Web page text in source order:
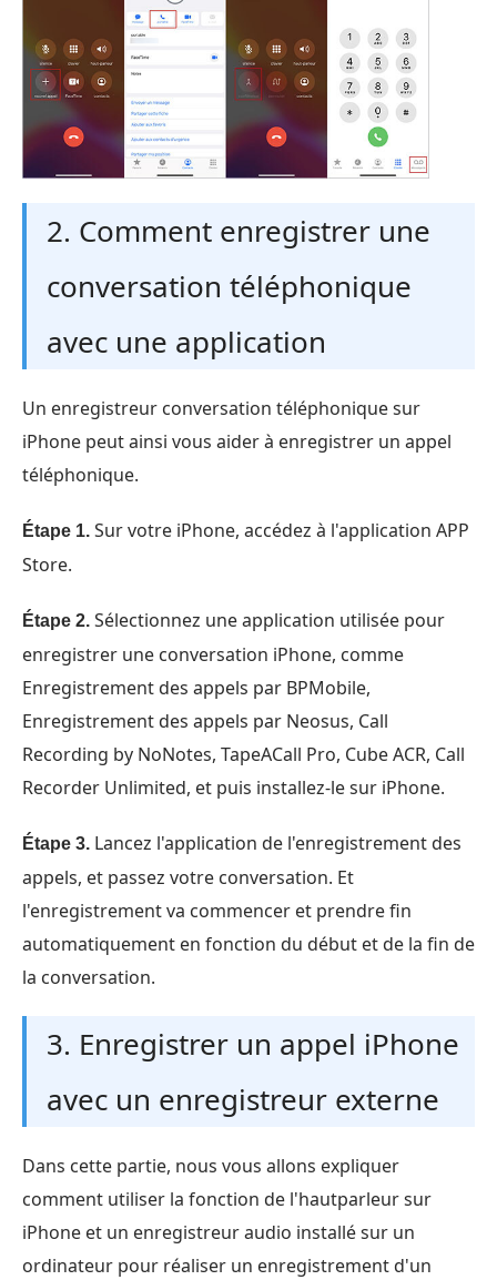
2. Comment enregistrer une
conversation téléphonique
avec une application
Un enregistreur conversation téléphonique sur
iPhone peut ainsi vous aider à enregistrer un appel
téléphonique.
Étape 1. Sur votre iPhone, accédez à l'application APP
Store.
Étape 2. Sélectionnez une application utilisée pour
enregistrer une conversation iPhone, comme
Enregistrement des appels par BPMobile,
Enregistrement des appels par Neosus, Call
Recording by NoNotes, TapeACall Pro, Cube ACR, Call
Recorder Unlimited, et puis installez-le sur iPhone.
Étape 3. Lancez l'application de l'enregistrement des
appels, et passez votre conversation. Et
l'enregistrement va commencer et prendre fin
automatiquement en fonction du début et de la fin de
la conversation.
3. Enregistrer un appel iPhone
avec un enregistreur externe
Dans cette partie, nous vous allons expliquer
comment utiliser la fonction de l'hautparleur sur
iPhone et un enregistreur audio installé sur un
ordinateur pour réaliser un enregistrement d'un